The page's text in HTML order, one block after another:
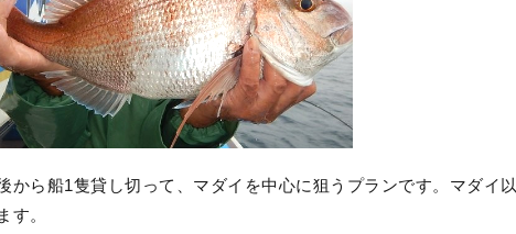
から船1隻貸し切って、マダイを中心に狙うプランです。マダイ以
す。